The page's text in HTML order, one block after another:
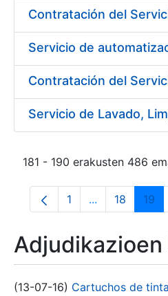
181 - 190 erakusten 486
Orrialdea
1 ...Intermediate
Orrialdea
18 19
(13-07-16) Cartuchos de